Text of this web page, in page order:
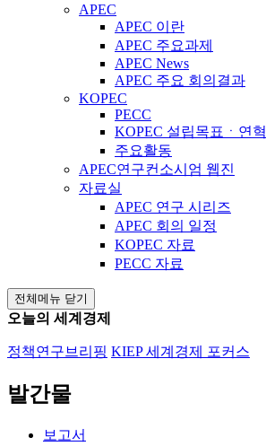
APEC
APEC 이란
APEC 주요과제
APEC News
APEC 주요 회의결과
KOPEC
PECC
KOPEC 설립목표ㆍ연혁
주요활동
APEC연구컨소시엄 웹진
자료실
APEC 연구 시리즈
APEC 회의 일정
KOPEC 자료
PECC 자료
전체메뉴 닫기
오늘의 세계경제
정책연구브리핑 KIEP 세계경제 포커스
발간물
보고서